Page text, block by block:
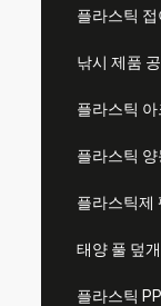
플라스틱
낚시 제품
플라스틱
플라스틱
플라스틱제
태양 풀 덮개
플라스틱